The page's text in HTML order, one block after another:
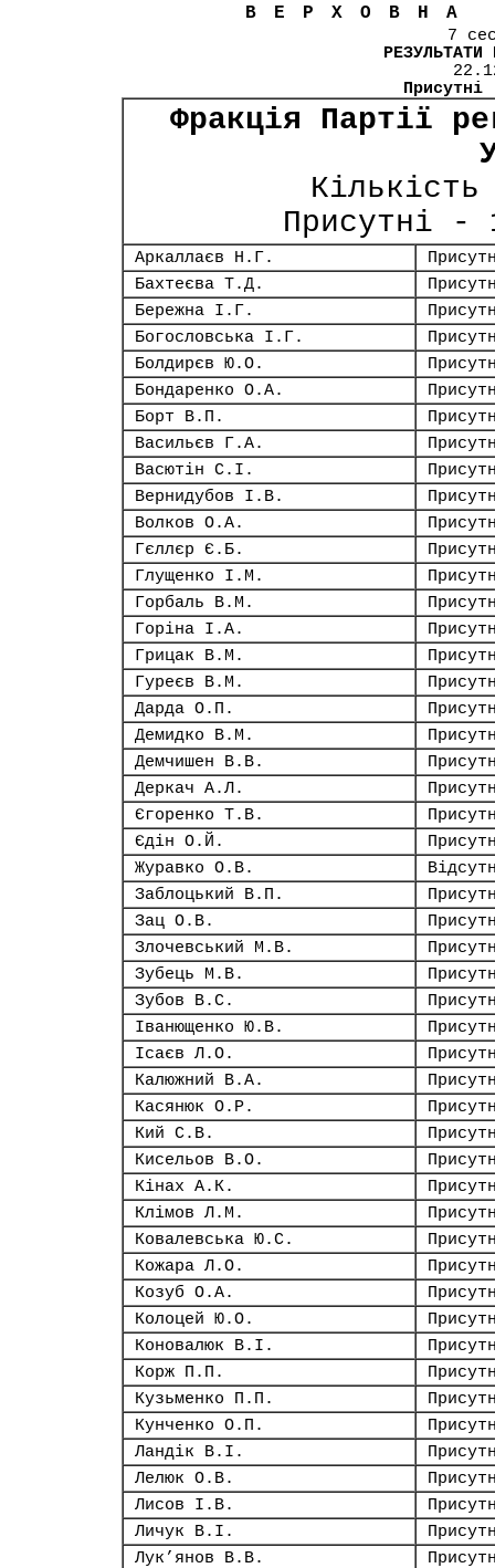
7
РЕЗУЛЬТАТИ
Фракція Партії
Присутні
Аркаллаєв Н.Г.
Бахтеєва Т.Д.
Бережна І.Г.
Богословська І.Г.
Болдирєв Ю.О.
Бондаренко О.А.
Борт В.П.
Васильєв Г.А.
Васютін С.І.
Вернидубов І.В.
Волков О.А.
Гєллєр Є.Б.
Глущенко І.М.
Горбаль В.М.
Горіна І.А.
Грицак В.М.
Гуреєв В.М.
Дарда О.П.
Демидко В.М.
Демчишен В.В.
Деркач А.Л.
Єгоренко Т.В.
Єдін О.Й.
Журавко О.В.
Заблоцький В.П.
Зац О.В.
Злочевський М.В.
Зубець М.В.
Зубов В.С.
Іванющенко Ю.В.
Ісаєв Л.О.
Калюжний В.А.
Касянюк О.Р.
Кий С.В.
Кисельов В.О.
Кінах А.К.
Клімов Л.М.
Ковалевська Ю.С.
Кожара Л.О.
Козуб О.А.
Колоцей Ю.О.
Коновалюк В.І.
Корж П.П.
Кузьменко П.П.
Кунченко О.П.
Ландік В.І.
Лелюк О.В.
Лисов І.В.
Личук В.І.
Лук’янов В.В.